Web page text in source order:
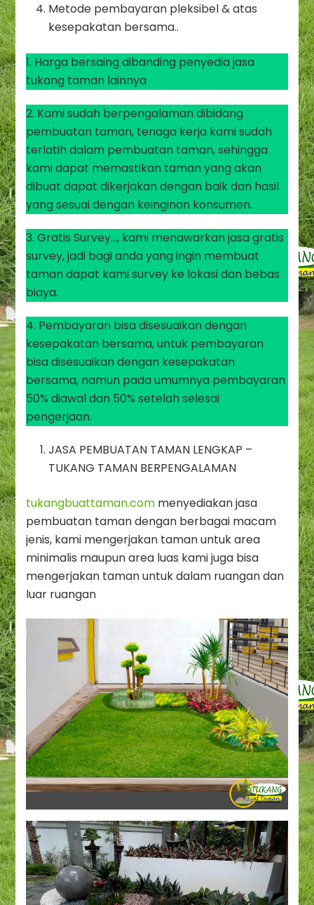
Metode pembayaran pleksibel & atas
kesepakatan bersama..
1. Harga bersaing dibanding penyedia jasa
tukang taman lainnya
2. Kami sudah berpengalaman dibidang
pembuatan taman, tenaga kerja kami sudah
terlatih dalam pembuatan taman, sehingga
kami dapat memastikan taman yang akan
dibuat dapat dikerjakan dengan baik dan hasil
yang sesuai dengan keinginan konsumen.
3. Gratis Survey…, kami menawarkan jasa gratis
survey, jadi bagi anda yang ingin membuat
taman dapat kami survey ke lokasi dan bebas
biaya.
4. Pembayaran bisa disesuaikan dengan
kesepakatan bersama, untuk pembayaran
bisa disesuaikan dengan kesepakatan
bersama, namun pada umumnya pembayaran
50% diawal dan 50% setelah selesai
pengerjaan.
JASA PEMBUATAN TAMAN LENGKAP –
TUKANG TAMAN BERPENGALAMAN
tukangbuattaman.com menyediakan jasa
pembuatan taman dengan berbagai macam
jenis, kami mengerjakan taman untuk area
minimalis maupun area luas kami juga bisa
mengerjakan taman untuk dalam ruangan dan
luar ruangan